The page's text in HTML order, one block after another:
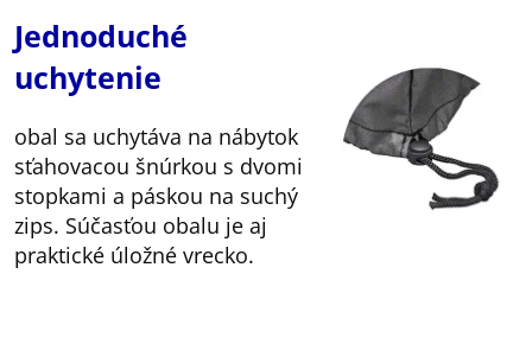
Jednoduché
uchytenie
obal sa uchytáva na nábytok
sťahovacou šnúrkou s dvomi
stopkami a páskou na suchý
zips. Súčasťou obalu je aj
praktické úložné vrecko.